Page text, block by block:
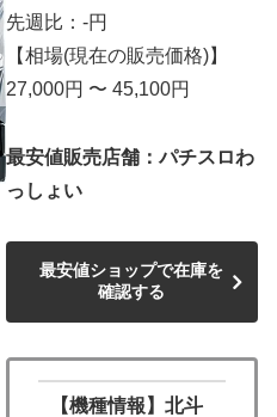
先週比：-円
【相場(現在の販売価格)】
27,000円 〜 45,100円
最安値販売店舗：パチスロわ
っしょい
最安値ショップで在庫を
確認する
【機種情報】北斗